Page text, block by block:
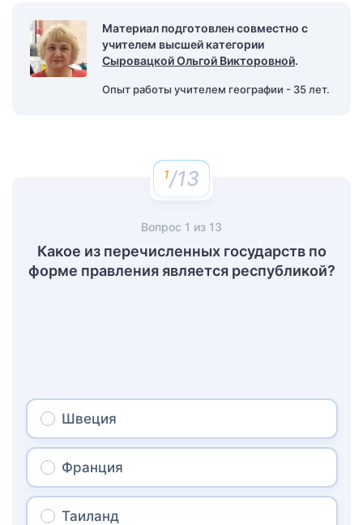
Материал подготовлен совместно с
учителем высшей категории
Сыровацкой Ольгой Викторовной.
Опыт работы учителем географии - 35 лет.
/13
Вопрос 1 из 13
Какое из перечисленных государств по
форме правления является республикой?
Швеция
Франция
Таиланд